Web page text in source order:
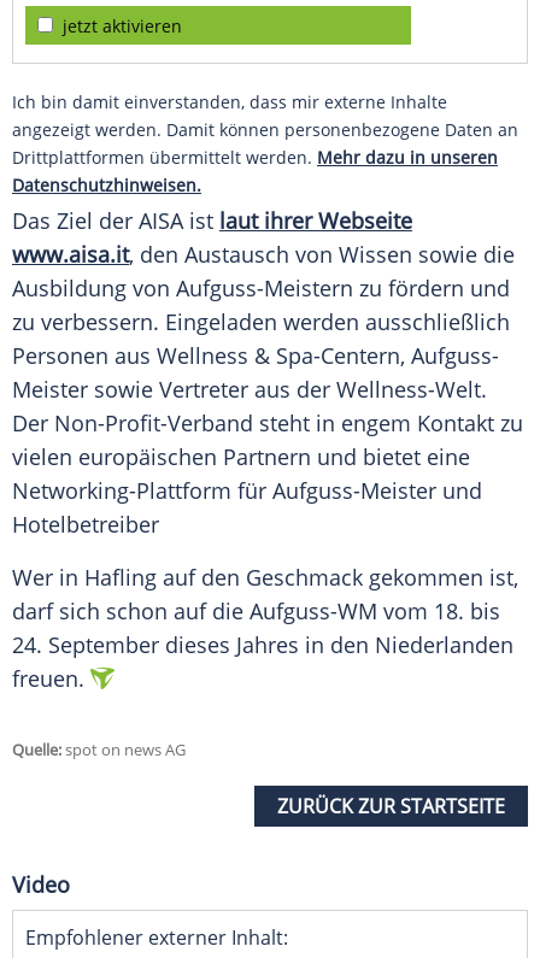
jetzt aktivieren
Ich bin damit einverstanden, dass mir externe Inhalte
angezeigt werden. Damit können personenbezogene Daten an
Drittplattformen übermittelt werden. Mehr dazu in unseren
Datenschutzhinweisen.
Das Ziel der AISA ist laut ihrer Webseite
www.aisa.it, den Austausch von Wissen sowie die
Ausbildung von Aufguss-Meistern zu fördern und
zu verbessern. Eingeladen werden ausschließlich
Personen aus Wellness & Spa-Centern, Aufguss-
Meister sowie Vertreter aus der Wellness-Welt.
Der Non-Profit-Verband steht in engem Kontakt zu
vielen europäischen Partnern und bietet eine
Networking-Plattform für Aufguss-Meister und
Hotelbetreiber
Wer in Hafling auf den Geschmack gekommen ist,
darf sich schon auf die Aufguss-WM vom 18. bis
24. September dieses Jahres in den Niederlanden
freuen.
Quelle:spot on news AG
ZURÜCK ZUR STARTSEITE
Video
Empfohlener externer Inhalt: